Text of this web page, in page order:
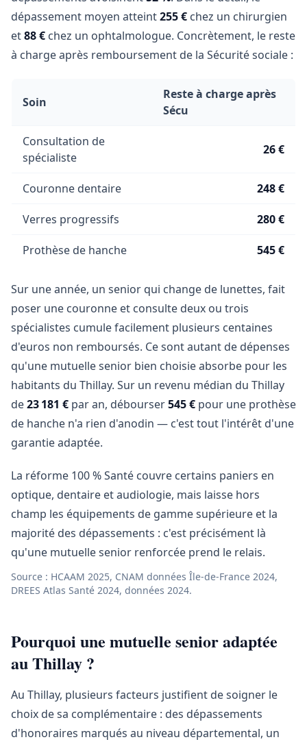
dépassement moyen atteint255 € chez un chirurgien
et88 € chez un ophtalmologue. Concrètement, le reste
à charge après remboursement de la Sécurité sociale :
Soin
Reste à charge après
Sécu
Consultation de
spécialiste
26 €
Couronne dentaire 248 €
Verres progressifs 280 €
Prothèse de hanche 545 €
Sur une année, un senior qui change de lunettes, fait
poser une couronne et consulte deux ou trois
spécialistes cumule facilement plusieurs centaines
d'euros non remboursés. Ce sont autant de dépenses
qu'une mutuelle senior bien choisie absorbe pour les
habitants du Thillay. Sur un revenu médian du Thillay
de23 181 € par an, débourser545 € pour une prothèse
de hanche n'a rien d'anodin — c'est tout l'intérêt d'une
garantie adaptée.
La réforme 100 % Santé couvre certains paniers en
optique, dentaire et audiologie, mais laisse hors
champ les équipements de gamme supérieure et la
majorité des dépassements : c'est précisément là
qu'une mutuelle senior renforcée prend le relais.
Source : HCAAM 2025, CNAM données Île-de-France 2024,
DREES Atlas Santé 2024, données 2024.
Pourquoi une mutuelle senior adaptée
au Thillay ?
Au Thillay, plusieurs facteurs justifient de soigner le
choix de sa complémentaire : des dépassements
d'honoraires marqués au niveau départemental, un